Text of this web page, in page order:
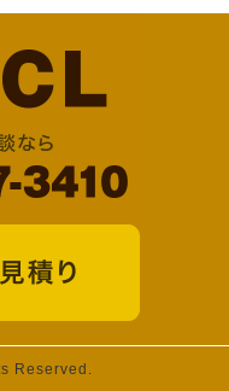
Reserved.